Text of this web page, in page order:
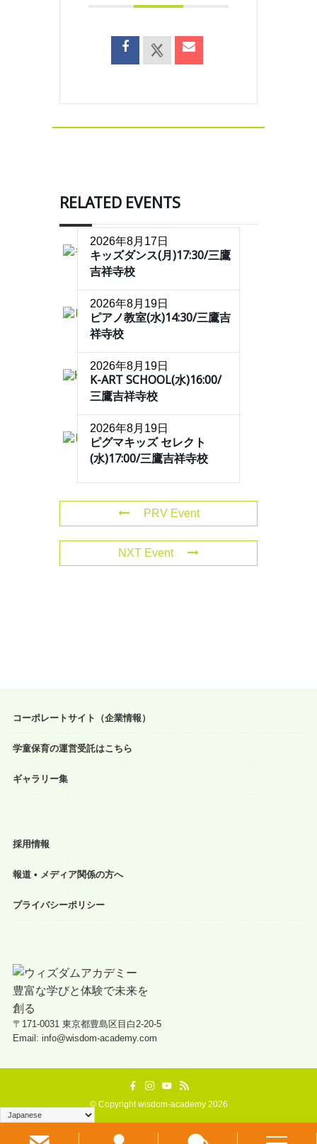
RELATED EVENTS
2026年8月17日
キッズダンス(月)17:30/三鷹
吉祥寺校
2026年8月19日
ピアノ教室(水)14:30/三鷹吉
祥寺校
2026年8月19日
K-ART SCHOOL(水)16:00/
三鷹吉祥寺校
2026年8月19日
ピグマキッズ セレクト
(水)17:00/三鷹吉祥寺校
PRV Event
NXT Event
コーポレートサイト（企業情報）
学童保育の運営受託はこちら
ギャラリー集
採用情報
報道 • メディア関係の方へ
プライバシーポリシー
〒171-0031 東京都豊島区目白2-20-5
Email: info@wisdom-academy.com
©Copyright wisdom-academy 2026